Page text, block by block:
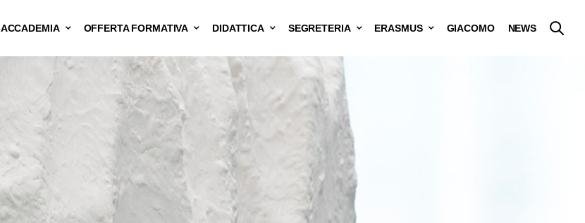
ACCADEMIA OFFERTA FORMATIVA DIDATTICA SEGRETERIA ERASMUS GIACOMO NEWS